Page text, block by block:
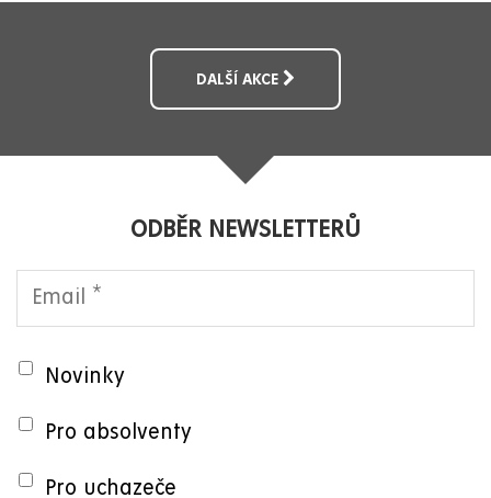
DALŠÍ AKCE
ODBĚR NEWSLETTERŮ
Novinky
Pro absolventy
Pro uchazeče